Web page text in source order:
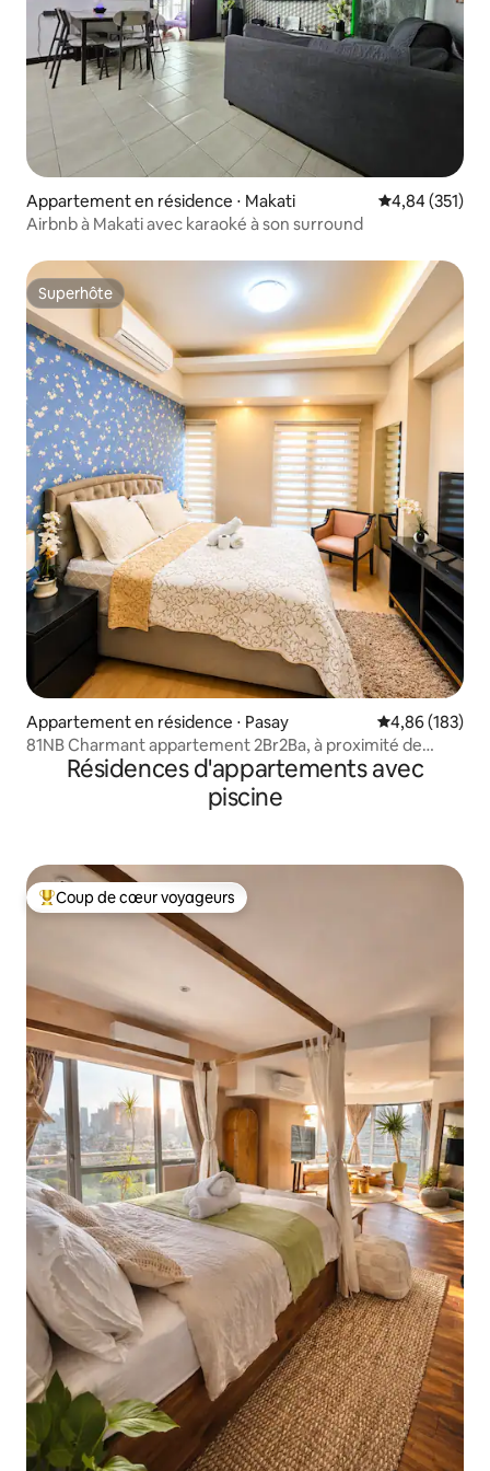
Appartement en résidence ⋅ Makati Évaluation
4,84 (351)
Airbnb à Makati avec karaoké à son surround
Superhôte
Superhôte
Appartement en résidence ⋅ Pasay Évaluation
4,86 (183)
81NB Charmant appartement 2Br2Ba, à proximité de
Resorts World
Résidences d'appartements avec
piscine
Coups de cœur voyageurs les plus appréciés
Coup de cœur voyageurs